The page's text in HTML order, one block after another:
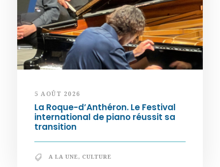
5 AOÛT 2026
La Roque-d’Anthéron. Le Festival
international de piano réussit sa
transition
A LA UNE, CULTURE